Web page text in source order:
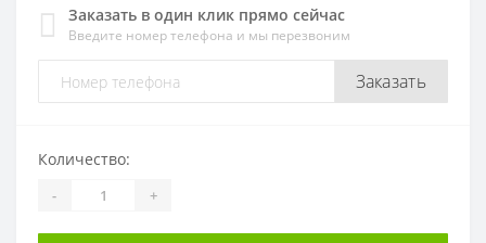
Заказать в один клик прямо сейчас
Введите номер телефона и мы перезвоним
Заказать
Количество:
- +